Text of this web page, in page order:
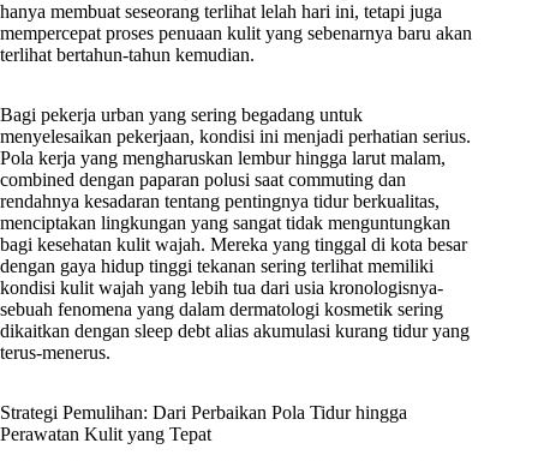
hanya membuat seseorang terlihat lelah hari ini, tetapi juga
mempercepat proses penuaan kulit yang sebenarnya baru akan
terlihat bertahun-tahun kemudian.
Bagi pekerja urban yang sering begadang untuk
menyelesaikan pekerjaan, kondisi ini menjadi perhatian serius.
Pola kerja yang mengharuskan lembur hingga larut malam,
combined dengan paparan polusi saat commuting dan
rendahnya kesadaran tentang pentingnya tidur berkualitas,
menciptakan lingkungan yang sangat tidak menguntungkan
bagi kesehatan kulit wajah. Mereka yang tinggal di kota besar
dengan gaya hidup tinggi tekanan sering terlihat memiliki
kondisi kulit wajah yang lebih tua dari usia kronologisnya-
sebuah fenomena yang dalam dermatologi kosmetik sering
dikaitkan dengan sleep debt alias akumulasi kurang tidur yang
terus-menerus.
Strategi Pemulihan: Dari Perbaikan Pola Tidur hingga
Perawatan Kulit yang Tepat